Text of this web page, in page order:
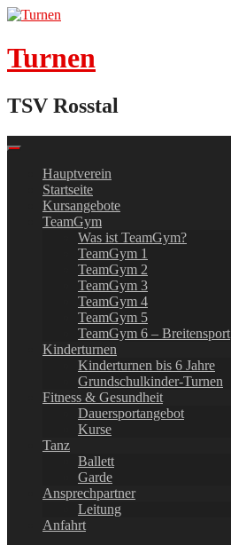
Skip
content
Turnen
TSV Rosstal
Hauptverein
Startseite
Kursangebote
TeamGym
Was ist TeamGym?
TeamGym 1
TeamGym 2
TeamGym 3
TeamGym 4
TeamGym 5
TeamGym 6 – Breitensport
Kinderturnen
Kinderturnen bis 6 Jahre
Grundschulkinder-Turnen
Fitness & Gesundheit
Dauersportangebot
Kurse
Tanz
Ballett
Garde
Ansprechpartner
Leitung
Anfahrt